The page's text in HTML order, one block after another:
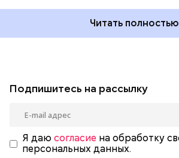
Читать полностью
Подпишитесь на рассылку
Я даю согласие на обработку
персональных данных.